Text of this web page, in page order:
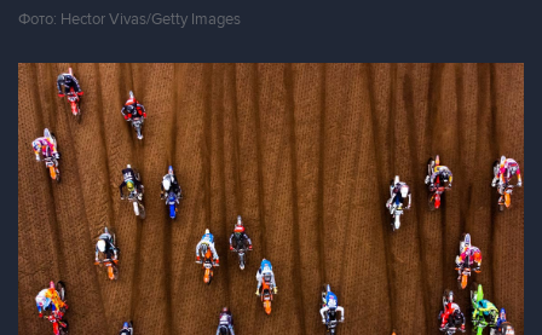
Фото: Hector Vivas/Getty Images